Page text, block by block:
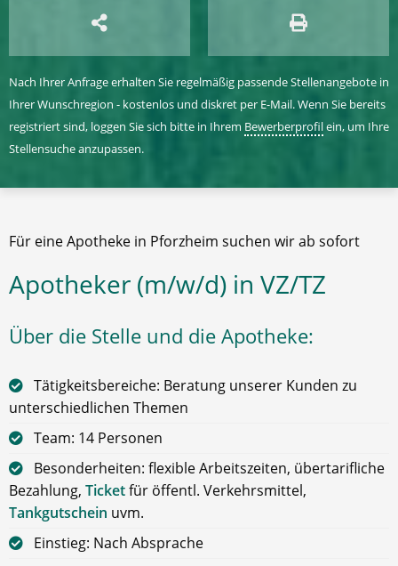
Nach Ihrer Anfrage erhalten Sie regelmäßig passende Stellenangebote in
Ihrer Wunschregion - kostenlos und diskret per E-Mail. Wenn Sie bereits
registriert sind, loggen Sie sich bitte in Ihrem Bewerberprofilein, um Ihre
Stellensuche anzupassen.
Für eine Apotheke in Pforzheim suchen wir ab sofort
Apotheker (m/w/d) in VZ/TZ
Über die Stelle und die Apotheke:
Tätigkeitsbereiche: Beratung unserer Kunden zu
unterschiedlichen Themen
Team: 14 Personen
Besonderheiten: flexible Arbeitszeiten, übertarifliche
Bezahlung, Ticketfür öffentl. Verkehrsmittel,
Tankgutschein uvm.
Einstieg: Nach Absprache